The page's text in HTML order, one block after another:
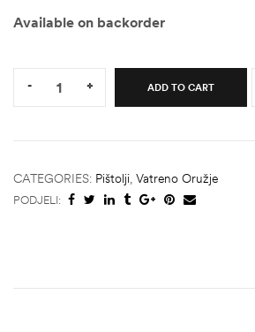
Available on backorder
- + ADD TO CART
CATEGORIES: Pištolji, Vatreno Oružje
PODJELI: